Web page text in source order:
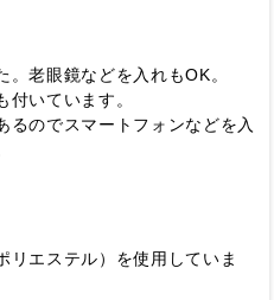
。老眼鏡などを入れもOK。
いています。
るのでスマートフォンなどを入
リエステル）を使用していま